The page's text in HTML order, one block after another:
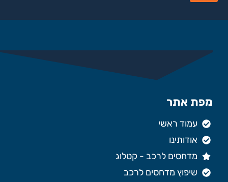
מפת אתר
עמוד ראשי
אודותינו
מדחסים לרכב - קטלוג
שיפוץ מדחסים לרכב